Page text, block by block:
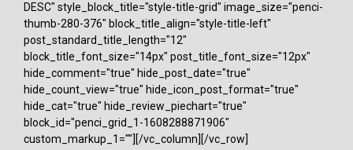
DESC" style_block_title="style-title-grid" image_size="penci-
thumb-280-376" block_title_align="style-title-left"
post_standard_title_length="12"
block_title_font_size="14px" post_title_font_size="12px"
hide_comment="true" hide_post_date="true"
hide_count_view="true" hide_icon_post_format="true"
hide_cat="true" hide_review_piechart="true"
block_id="penci_grid_1-1608288871906"
custom_markup_1=""][/vc_column][/vc_row]